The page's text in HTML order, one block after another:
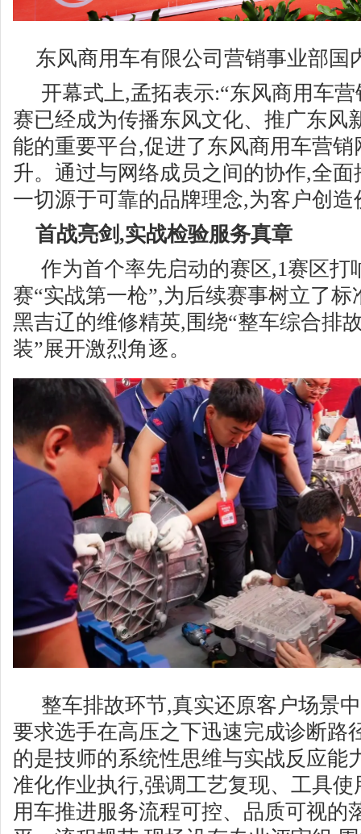
东风商用车有限公司营销事业部国
开幕式上,孟拓表示:“东风商用车
赛已经成为传播东风文化、推广东风
能的重要平台,促进了东风商用车营
升。通过与网络成员之间的协作,全面
一切源于可靠的品牌理念,为客户创
首战亮剑,实战检验服务真章
作为首个率先启动的赛区,1赛区打
赛“实战第一枪”,为后续赛事树立了
黑吉辽的维修精英,围绕“整车综合排
装”展开激烈角逐。
整车排故环节,真实还原客户场景
要求选手在高压之下迅速完成诊断路
的是技师的系统性思维与实战反应能
准化作业执行,强调工艺复现、工具
用车推进服务流程可控、品质可视的